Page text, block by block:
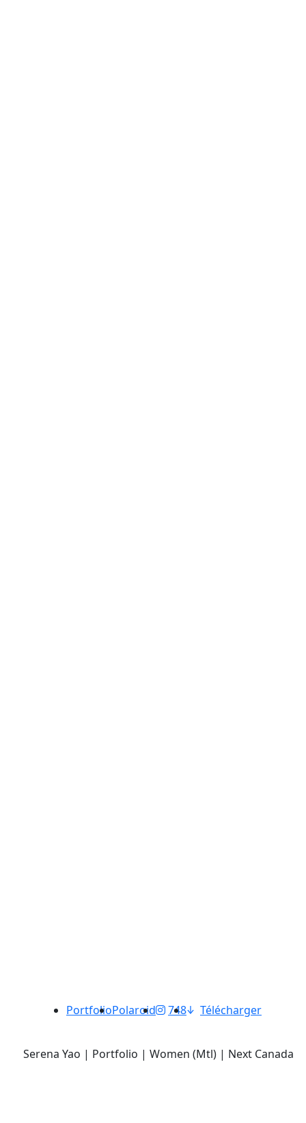
PortfolioPolaroid 748 Télécharger